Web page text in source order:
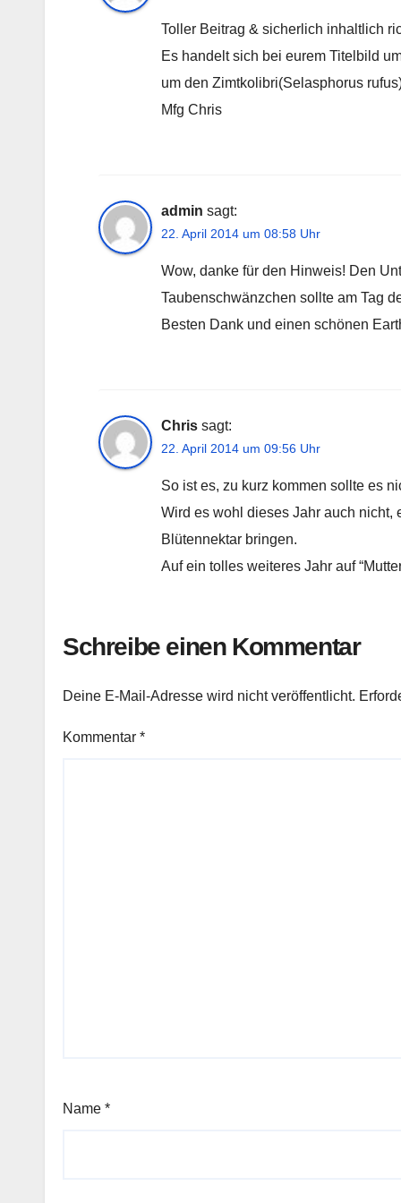
Toller Beitrag & sicherlich inhaltlich
Es handelt sich bei eurem Titelbild
um den Zimtkolibri(Selasphorus
Mfg Chris
admin sagt:
22. April 2014 um 08:58 Uhr
Wow, danke für den Hinweis! Den
Taubenschwänzchen sollte am Tag
Besten Dank und einen schönen
Chris sagt:
22. April 2014 um 09:56 Uhr
So ist es, zu kurz kommen sollte es
Wird es wohl dieses Jahr auch
Blütennektar bringen.
Auf ein tolles weiteres Jahr auf
Schreibe einen Kommentar
Deine E-Mail-Adresse wird nicht veröffentlicht.
Kommentar *
Name *